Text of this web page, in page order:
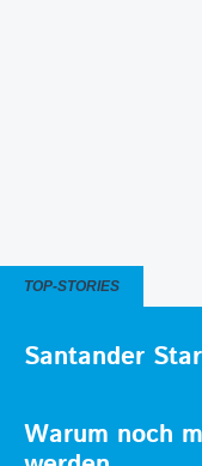
TOP-STORIES
Santander
Warum noch